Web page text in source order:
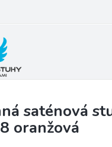
saténová
oranžová